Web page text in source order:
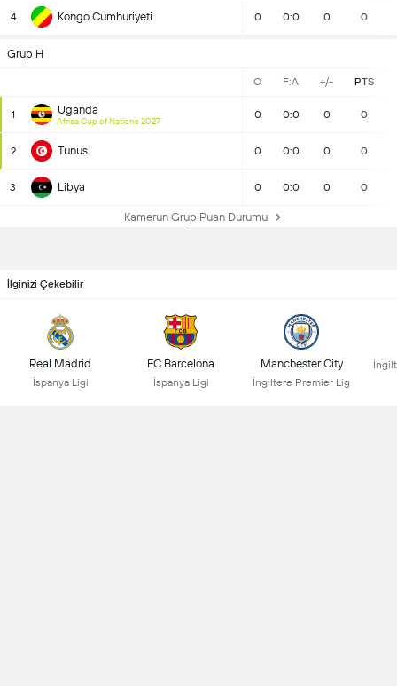
4 Kongo Cumhuriyeti 0 0:0 0 0
Grup H
O F:A +/- PTS
1 Uganda
Africa Cup of Nations 2027
0 0:0 0 0
2 Tunus 0 0:0 0 0
3 Libya 0 0:0 0 0
Kamerun Grup Puan Durumu
İlginizi Çekebilir
Real Madrid
İspanya Ligi
FC Barcelona
İspanya Ligi
Manchester City
İngiltere Premier Lig